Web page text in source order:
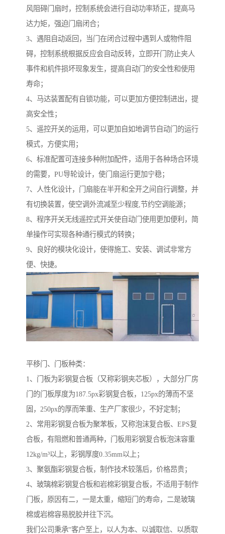
风阻碍门扇时，控制系统会进行自动功率矫正，提高马
达力矩，强迫门扇闭合；
3、遇阻自动返回，当门在闭合过程中遇到人或物件阻
碍，控制系统根据反应会自动反转，立即开门防止夹人
事件和机件损坏现象发生，提高自动门的安全性和使用
寿命；
4、马达装置配有自锁功能，可以更加方便控制进出，提
高安全性；
5、遥控开关的运用，可以更加自如地调节自动门的运行
模式，方便实用；
6、标准配置可连接多种附加配件，适用于各种场合环境
的需要，PU导轮设计，使门扇运行更加宁稳；
7、人性化设计，门扇能在半开和全开之间自行调整，并
有切换装置，使空调外流减至少程度,节约空调能源；
8、程序开关无线遥控式开关使自动门使用更加便利，简
单操作可实现各种通行模式的转换；
9、良好的模块化设计，使得施工、安装、调试非常方
便、快捷。
平移门、门板种类：
1、门板为彩钢复合板（又称彩钢夹芯板），大部分厂房
门的门板厚度为187.5px彩钢复合板，125px的薄而不坚
固，250px的厚而笨重、生产厂家很少，不好定制；
2、常用彩钢复合板为聚苯板，又称泡沫复合板、EPS复
合板，有阻燃和普通两种，门板用彩钢复合板泡沫容重
12kg/m³以上，彩钢厚度0.35mm以上；
3、聚氨酯彩钢复合板，制作技术较落后，价格昂贵；
4、玻璃棉彩钢复合板和岩棉彩钢复合板，不适用于制作
门板，原因有二，一是太重，缩短门的寿命，二是玻璃
棉或岩棉容易脱胶并往下沉。
我们公司秉承“客户至上，以人为本、以诚取信、以质取